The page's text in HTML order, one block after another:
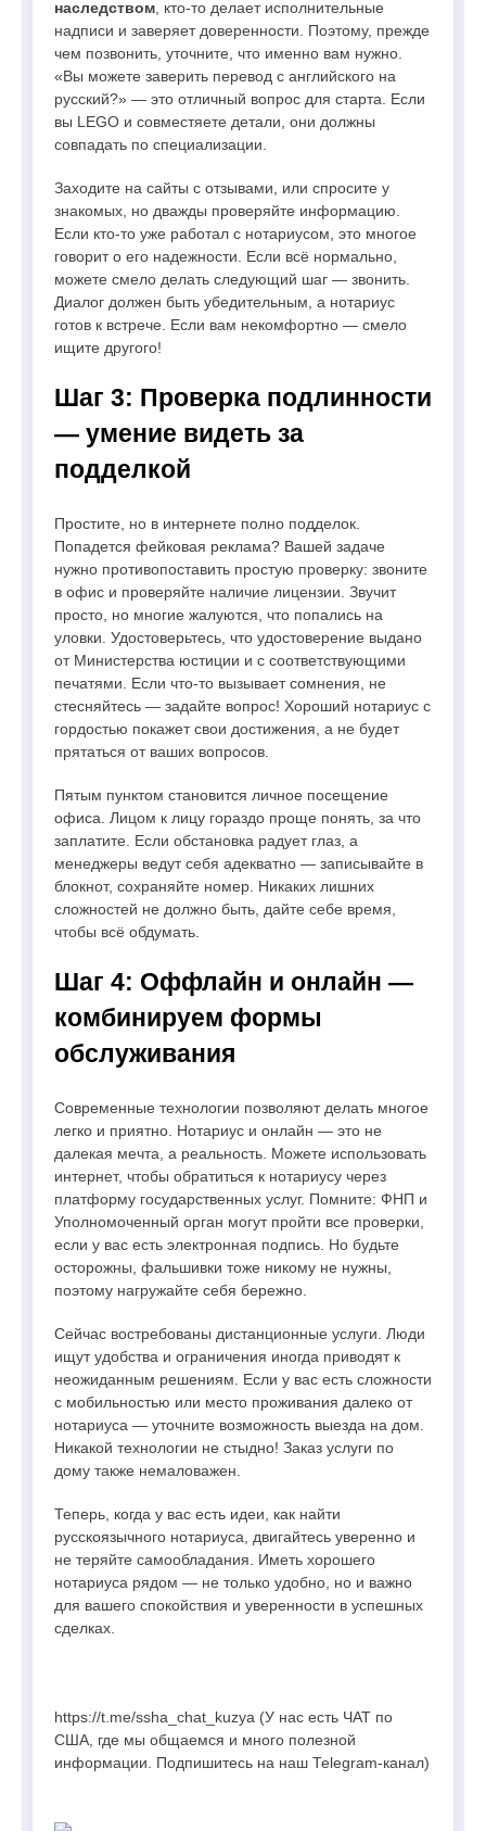
наследством , кто-то делает исполнительные
надписи и заверяет доверенности. Поэтому, прежде
чем позвонить, уточните, что именно вам нужно.
«Вы можете заверить перевод с английского на
русский?» — это отличный вопрос для старта. Если
вы LEGO и совместяете детали, они должны
совпадать по специализации.
Заходите на сайты с отзывами, или спросите у
знакомых, но дважды проверяйте информацию.
Если кто-то уже работал с нотариусом, это многое
говорит о его надежности. Если всё нормально,
можете смело делать следующий шаг — звонить.
Диалог должен быть убедительным, а нотариус
готов к встрече. Если вам некомфортно — смело
ищите другого!
Шаг 3: Проверка подлинности
— умение видеть за
подделкой
Простите, но в интернете полно подделок.
Попадется фейковая реклама? Вашей задаче
нужно противопоставить простую проверку: звоните
в офис и проверяйте наличие лицензии. Звучит
просто, но многие жалуются, что попались на
уловки. Удостоверьтесь, что удостоверение выдано
от Министерства юстиции и с соответствующими
печатями. Если что-то вызывает сомнения, не
стесняйтесь — задайте вопрос! Хороший нотариус с
гордостью покажет свои достижения, а не будет
прятаться от ваших вопросов.
Пятым пунктом становится личное посещение
офиса. Лицом к лицу гораздо проще понять, за что
заплатите. Если обстановка радует глаз, а
менеджеры ведут себя адекватно — записывайте в
блокнот, сохраняйте номер. Никаких лишних
сложностей не должно быть, дайте себе время,
чтобы всё обдумать.
Шаг 4: Оффлайн и онлайн —
комбинируем формы
обслуживания
Современные технологии позволяют делать многое
легко и приятно. Нотариус и онлайн — это не
далекая мечта, а реальность. Можете использовать
интернет, чтобы обратиться к нотариусу через
платформу государственных услуг. Помните: ФНП и
Уполномоченный орган могут пройти все проверки,
если у вас есть электронная подпись. Но будьте
осторожны, фальшивки тоже никому не нужны,
поэтому нагружайте себя бережно.
Сейчас востребованы дистанционные услуги. Люди
ищут удобства и ограничения иногда приводят к
неожиданным решениям. Если у вас есть сложности
с мобильностью или место проживания далеко от
нотариуса — уточните возможность выезда на дом.
Никакой технологии не стыдно! Заказ услуги по
дому также немаловажен.
Теперь, когда у вас есть идеи, как найти
русскоязычного нотариуса, двигайтесь уверенно и
не теряйте самообладания. Иметь хорошего
нотариуса рядом — не только удобно, но и важно
для вашего спокойствия и уверенности в успешных
сделках.
https://t.me/ssha_chat_kuzya (У нас есть ЧАТ по
США, где мы общаемся и много полезной
информации. Подпишитесь на наш Telegram-канал)